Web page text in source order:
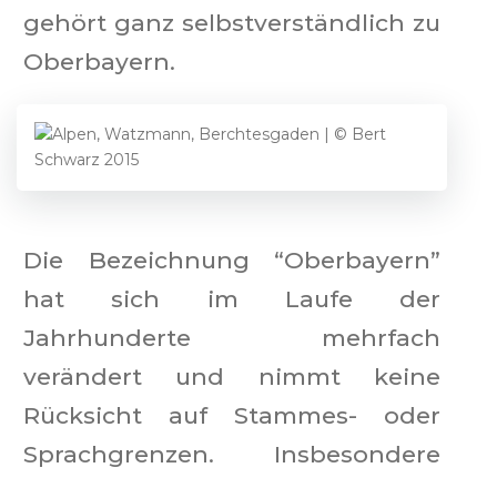
gehört ganz selbstverständlich zu
Oberbayern.
Die Bezeichnung “Oberbayern”
hat sich im Laufe der
Jahrhunderte mehrfach
verändert und nimmt keine
Rücksicht auf Stammes- oder
Sprachgrenzen. Insbesondere